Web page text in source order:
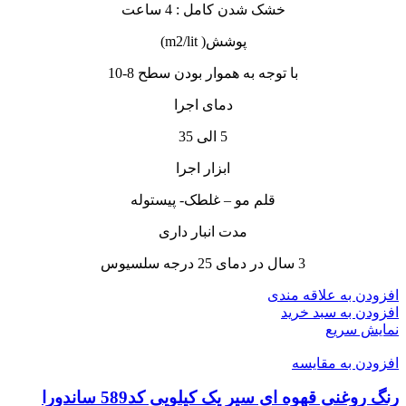
خشک شدن کامل : 4 ساعت
پوشش( m2/lit)
با توجه به هموار بودن سطح 8-10
دمای اجرا
5 الی 35
ابزار اجرا
قلم مو – غلطک- پیستوله
مدت انبار داری
3 سال در دمای 25 درجه سلسیوس
افزودن به علاقه مندی
افزودن به سبد خرید
نمایش سریع
افزودن به مقایسه
رنگ‌ روغنی قهوه ای سیر یک کیلویی کد589 ساندورا